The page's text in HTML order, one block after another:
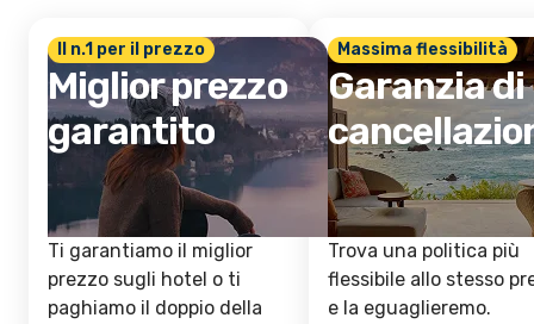
Il n.1 per il prezzo
Miglior prezzo
garantito
Ti garantiamo il miglior
prezzo sugli hotel o ti
paghiamo il doppio della
Massima flessibilità
Garanzia di
Trova una politica più
flessibile allo stesso
e la eguaglieremo.